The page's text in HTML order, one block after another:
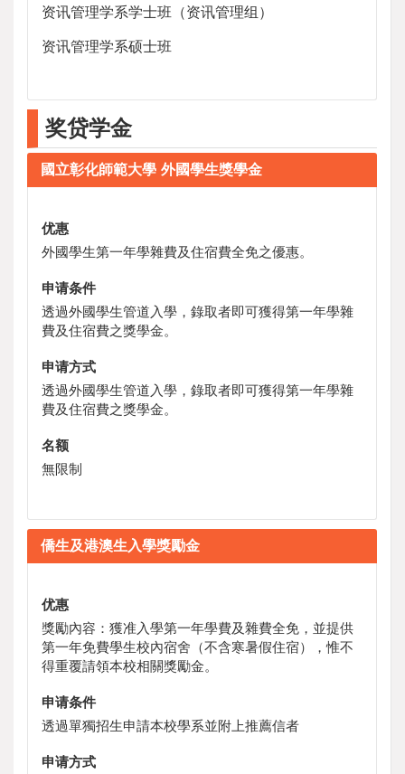
资讯管理学系学士班（资讯管理组）
资讯管理学系硕士班
奖贷学金
國立彰化師範大學 外國學生獎學金
优惠
外國學生第一年學雜費及住宿費全免之優惠。
申请条件
透過外國學生管道入學，錄取者即可獲得第一年學雜
費及住宿費之獎學金。
申请方式
透過外國學生管道入學，錄取者即可獲得第一年學雜
費及住宿費之獎學金。
名额
無限制
僑生及港澳生入學獎勵金
优惠
獎勵內容：獲准入學第一年學費及雜費全免，並提供
第一年免費學生校內宿舍（不含寒暑假住宿），惟不
得重覆請領本校相關獎勵金。
申请条件
透過單獨招生申請本校學系並附上推薦信者
申请方式